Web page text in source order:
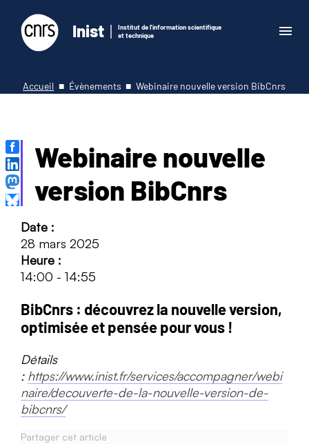
Inist
Institut de l'information scientifique
et technique
Accueil Évènements Webinaire nouvelle version BibCnrs
Webinaire nouvelle
version BibCnrs
Date :
28 mars 2025
Heure :
14:00 - 14:55
BibCnrs : découvrez la nouvelle version,
optimisée et pensée pour vous !
Détails
: https://www.inist.fr/services/accompagner/webi
naire/decouverte-de-la-nouvelle-version-de-
bibcnrs/
Partager cet article